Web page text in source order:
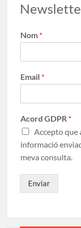
Nom *
Email *
Acord GDPR *
Accepto que
informació
meva consulta.
Enviar